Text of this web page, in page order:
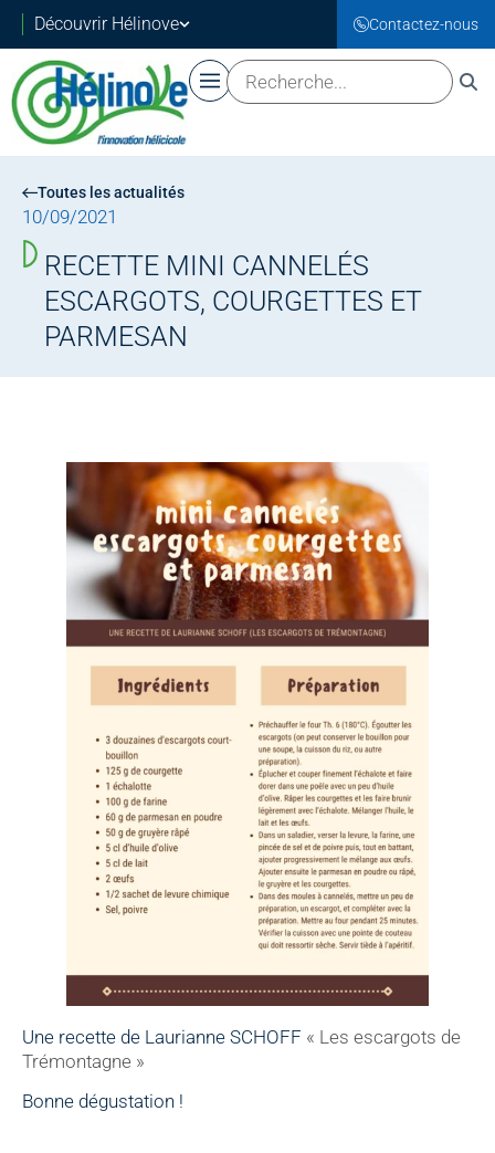
Découvrir Hélinove Contactez-nous
Toutes les actualités
10/09/2021
RECETTE MINI CANNELÉS
ESCARGOTS, COURGETTES ET
PARMESAN
Une recette de Laurianne SCHOFF « Les escargots de
Trémontagne »
Bonne dégustation !